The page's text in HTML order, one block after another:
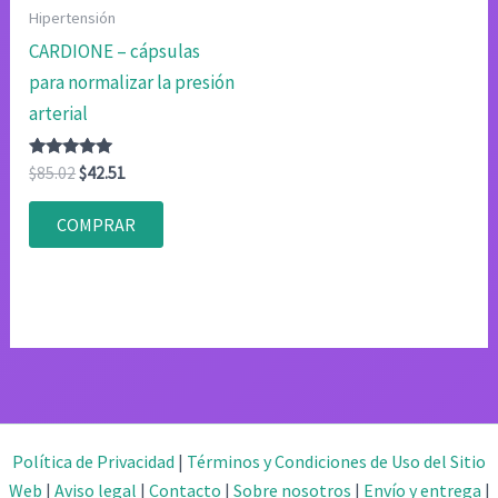
Hipertensión
CARDIONE – cápsulas
para normalizar la presión
arterial
Valorado
con
4.80
de 5
$85.02El
original
era:
$42.51El
actual
es:
COMPRAR
Política de Privacidad | Términos y Condiciones de Uso del Sitio
Web | Aviso legal | Contacto | Sobre nosotros | Envío y entrega |